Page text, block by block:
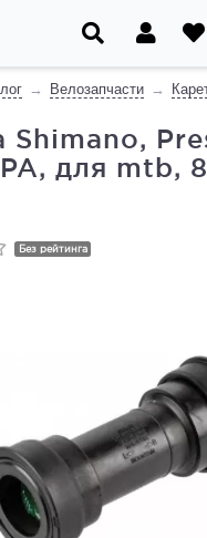
Велозапчасти
Shimano,
для mtb,
Без рейтинга